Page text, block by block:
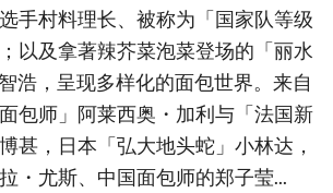
手村料理长、被称为「国家队等级
以及拿著辣芥菜泡菜登场的「丽水
浩，呈现多样化的面包世界。来自
包师」阿莱西奥・加利与「法国新
甚，日本「弘大地头蛇」小林达，
・尤斯、中国面包师的郑子莹...